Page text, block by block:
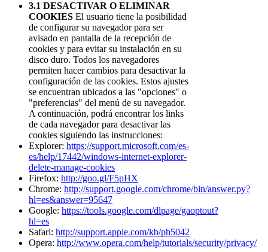
3.1 DESACTIVAR O ELIMINAR
COOKIES El usuario tiene la posibilidad
de configurar su navegador para ser
avisado en pantalla de la recepción de
cookies y para evitar su instalación en su
disco duro. Todos los navegadores
permiten hacer cambios para desactivar la
configuración de las cookies. Estos ajustes
se encuentran ubicados a las "opciones" o
"preferencias" del menú de su navegador.
A continuación, podrá encontrar los links
de cada navegador para desactivar las
cookies siguiendo las instrucciones:
Explorer: https://support.microsoft.com/es-
es/help/17442/windows-internet-explorer-
delete-manage-cookies
Firefox: http://goo.gl/F5pHX
Chrome: http://support.google.com/chrome/bin/answer.py?
hl=es&answer=95647
Google: https://tools.google.com/dlpage/gaoptout?
hl=es
Safari: http://support.apple.com/kb/ph5042
Opera: http://www.opera.com/help/tutorials/security/privacy/